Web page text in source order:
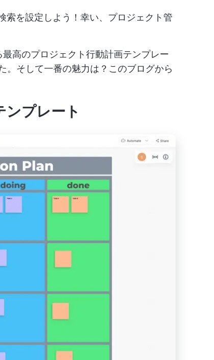
索を設定しよう！幸い、プロジェクト管
高のプロジェクト行動計画テンプレー
。そして一番の魅力は？このブログから
プレート